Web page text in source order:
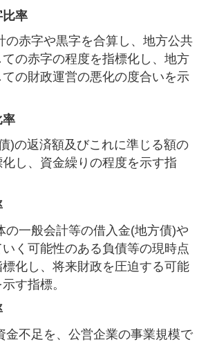
比率
の赤字や黒字を合算し、地方公共
ての赤字の程度を指標化し、地方
の財政運営の悪化の度合いを示
率
)の返済額及びこれに準じる額の
し、資金繰りの程度を示す指
の一般会計等の借入金(地方債)や
く可能性のある負債等の現時点
化し、将来財政を圧迫する可能
す指標。
金不足を、公営企業の事業規模で